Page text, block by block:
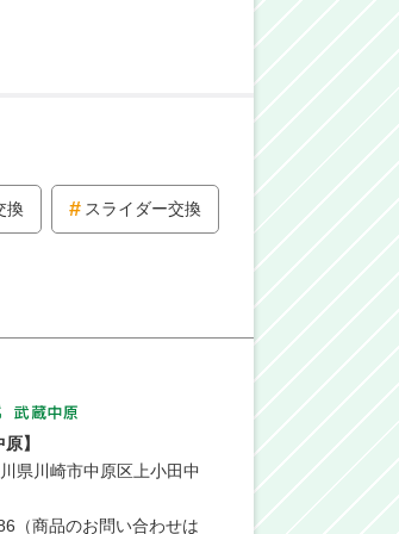
換 スライダー交換
】
県川崎市中原区上小田中
（商品のお問い合わせは